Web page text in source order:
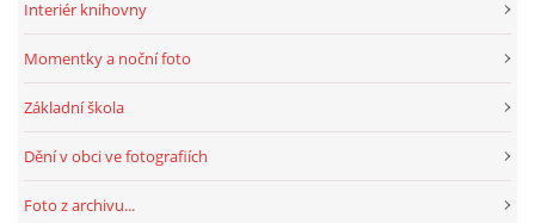
Interiér knihovny
Momentky a noční foto
Základní škola
Dění v obci ve fotografiích
Foto z archivu...